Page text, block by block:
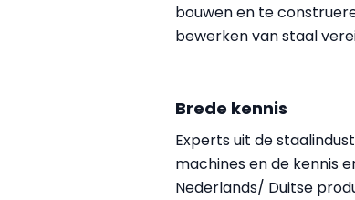
bouwen en te
bewerken van staal
Brede kennis
Experts uit de
machines en de kennis
Nederlands/ Duitse